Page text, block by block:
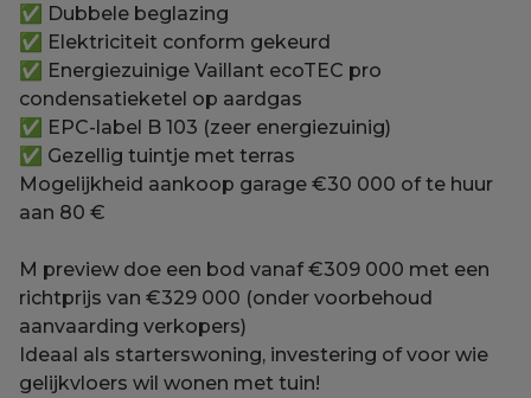
✅ Dubbele beglazing
✅ Elektriciteit conform gekeurd
✅ Energiezuinige Vaillant ecoTEC pro
condensatieketel op aardgas
✅ EPC-label B 103 (zeer energiezuinig)
✅ Gezellig tuintje met terras
Mogelijkheid aankoop garage €30 000 of te huur
aan 80 €
M preview doe een bod vanaf €309 000 met een
richtprijs van €329 000 (onder voorbehoud
aanvaarding verkopers)
Ideaal als starterswoning, investering of voor wie
gelijkvloers wil wonen met tuin!